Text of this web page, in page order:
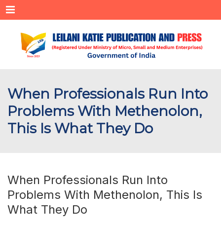
Menu
When Professionals Run Into
Problems With Methenolon,
This Is What They Do
When Professionals Run Into
Problems With Methenolon, This Is
What They Do